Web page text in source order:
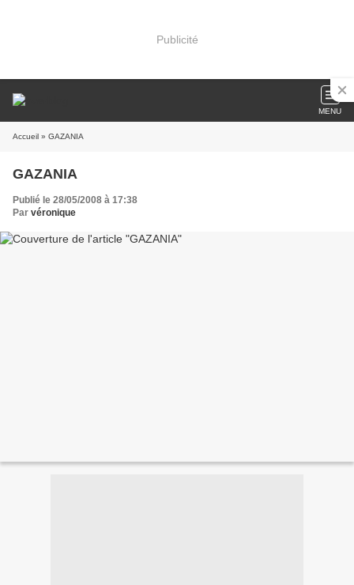
Publicité
MENU
Accueil » GAZANIA
GAZANIA
Publié le 28/05/2008 à 17:38
Par véronique